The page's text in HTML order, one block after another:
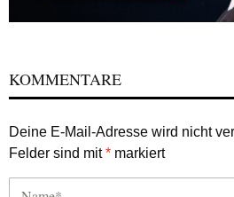
KOMMENTARE
Deine E-Mail-Adresse wird nicht
Felder sind mit* markiert